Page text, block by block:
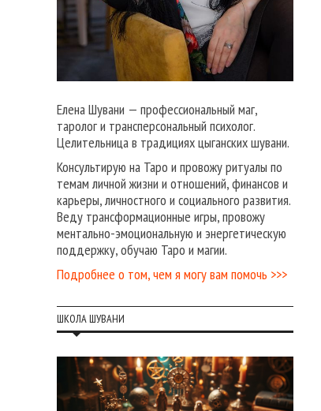
НА КАЖДЫЙ ДЕНЬ
08 декабря, 2020
от прошлого: прогноз на 8
ПРОГНОЗЫ НА КАЖДЫЙ ДЕНЬ
24 декабря, 2019
Медленное время: прогноз на 24
декабря
Елена Шувани — профессиональный маг,
таролог и трансперсональный психолог.
Целительница в традициях цыганских шувани.
Консультирую на Таро и провожу ритуалы по
темам личной жизни и отношений, финансов и
карьеры, личностного и социального развития.
Веду трансформационные игры, провожу
ментально-эмоциональную и энергетическую
поддержку, обучаю Таро и магии.
Подробнее о том, чем я могу вам помочь >>>
ШКОЛА ШУВАНИ